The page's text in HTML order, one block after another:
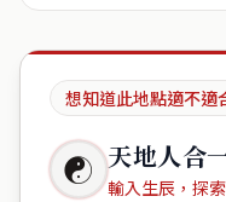
想知道此地點適不適
☯ 天地人合
輸入生辰，探